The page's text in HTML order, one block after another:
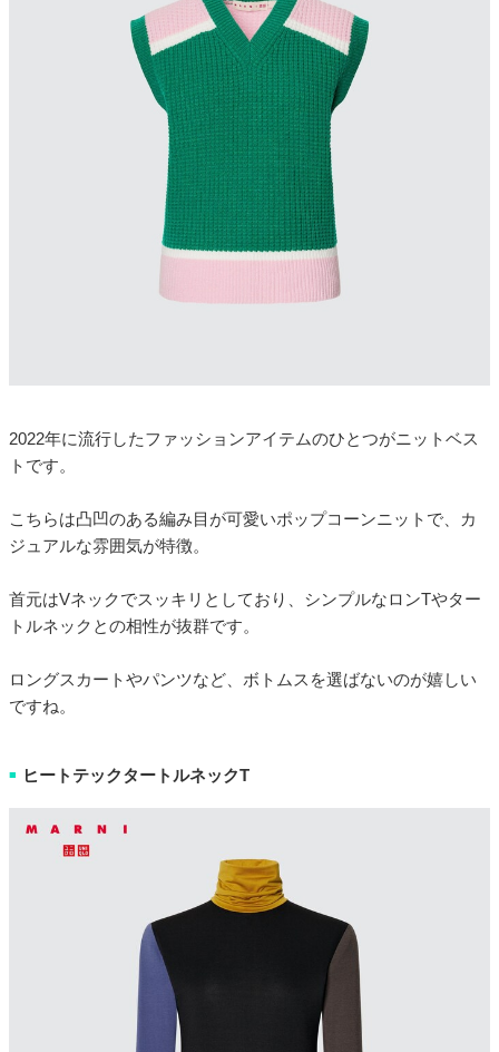
2022年に流行したファッションアイテムのひとつがニットベス
トです。
こちらは凸凹のある編み目が可愛いポップコーンニットで、カ
ジュアルな雰囲気が特徴。
首元はVネックでスッキリとしており、シンプルなロンTやター
トルネックとの相性が抜群です。
ロングスカートやパンツなど、ボトムスを選ばないのが嬉しい
ですね。
■ ヒートテックタートルネックT